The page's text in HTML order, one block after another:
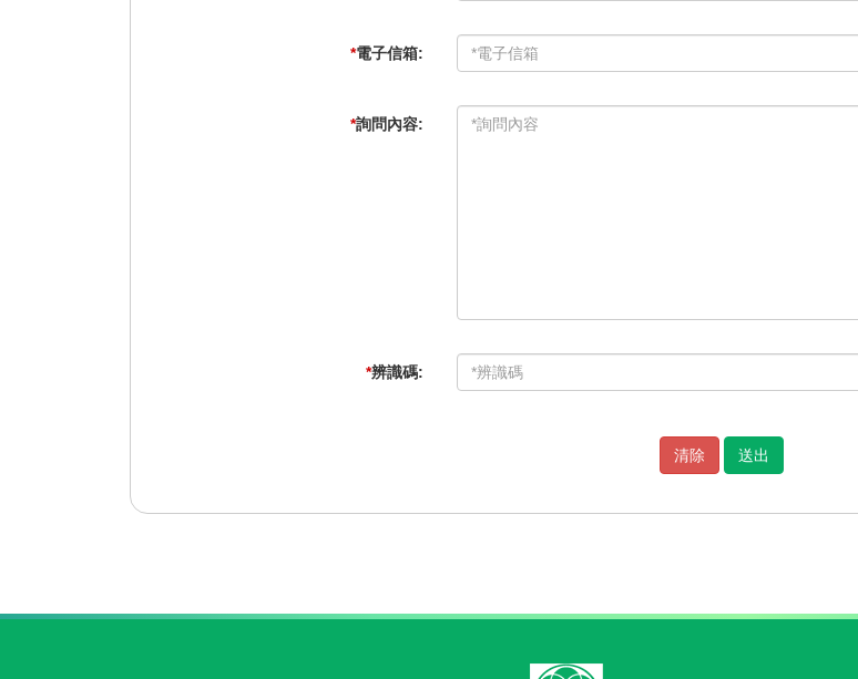
*電子信箱:
*詢問內容:
*辨識碼: